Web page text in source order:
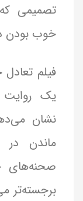
تصمیمی
خوب بودن
فیلم
یک روایت
نشان
ماندن
صحنه‌های
برجسته‌تر